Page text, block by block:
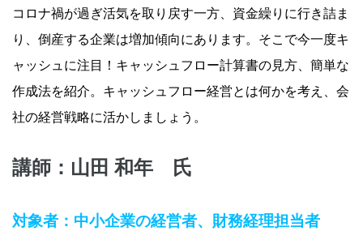
コロナ禍が過ぎ活気を取り戻す一方、資金繰りに行き詰ま
り、倒産する企業は増加傾向にあります。そこで今一度キ
ャッシュに注目！キャッシュフロー計算書の見方、簡単な
作成法を紹介。キャッシュフロー経営とは何かを考え、会
社の経営戦略に活かしましょう。
講師：山田 和年 氏
対象者： 中小企業の経営者、財務経理担当者